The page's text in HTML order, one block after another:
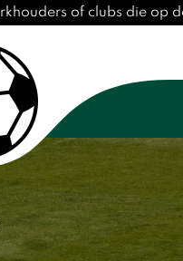
of clubs die op